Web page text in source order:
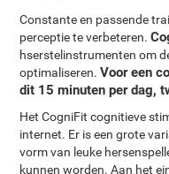
Constante en passende
perceptie te verbeteren.
hserstelinstrumenten om
optimaliseren.Voor een
dit 15 minuten per dag,
Het CogniFit cognitieve
internet. Er is een grote
vorm van leuke
kunnen worden. Aan het